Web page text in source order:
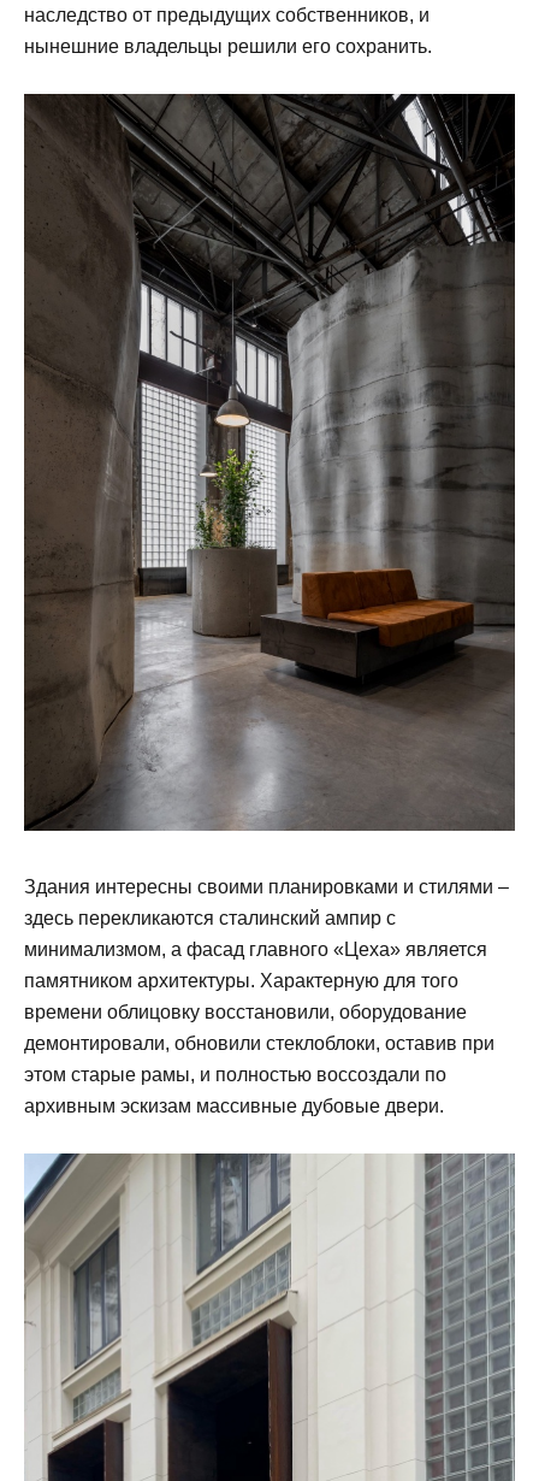
наследство от предыдущих собственников, и
нынешние владельцы решили его сохранить.
Здания интересны своими планировками и стилями –
здесь перекликаются сталинский ампир с
минимализмом, а фасад главного «Цеха» является
памятником архитектуры. Характерную для того
времени облицовку восстановили, оборудование
демонтировали, обновили стеклоблоки, оставив при
этом старые рамы, и полностью воссоздали по
архивным эскизам массивные дубовые двери.